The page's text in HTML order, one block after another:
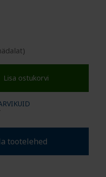
Lisa ostukorvi
tootelehed